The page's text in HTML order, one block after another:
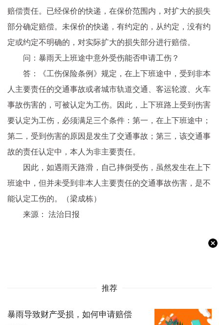
赔偿责任。已经保价的快递，在保价范围内，对扩大的损失
部分确定赔偿。未保价的快递，有约定的，从约定，没有约
定或约定不明确的，对实际扩大的损失部分进行赔偿。
问：暴雨天上班途中意外受伤能否申请工伤？
答：《工伤保险条例》规定，在上下班途中，受到非本
人主要责任的交通事故或者城市轨道交通、客运轮渡、火车
事故伤害的，可被认定为工伤。因此，上下班路上受到伤害
要认定为工伤，必须满足三个条件：第一，在上下班途中；
第二，受到伤害的原因是发生了交通事故；第三，该交通事
故的责任认定中，本人为非主要责任。
因此，如遇雨天路滑，自己摔倒受伤，虽然发生在上下
班途中，但并未受到非本人主要责任的交通事故伤害，是不
能认定工伤的。（梁成栋）
来源： 法治日报
推荐
暴雨导致财产受损，如何申请赔偿